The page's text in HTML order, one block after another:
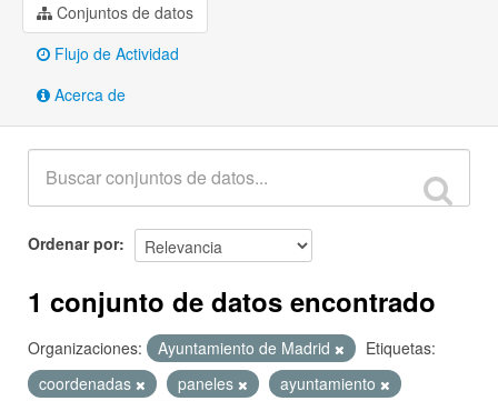
Conjuntos de datos
Flujo de Actividad
Acerca de
Ordenar por
1 conjunto de datos encontrado
Organizaciones: Ayuntamiento de Madrid
Etiquetas:
coordenadas
paneles
ayuntamiento